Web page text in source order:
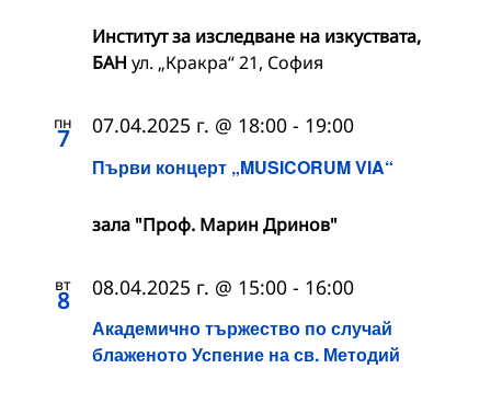
Институт за изследване на изкуствата,
БАН ул. „Кракра“ 21, София
пн
7
Първи концерт „MUSICORUM VIA“
07.04.2025 г. @ 18:00 - 19:00
зала "Проф. Марин Дринов"
вт
8
Академично тържество по случай
блаженото Успение на св. Методий
08.04.2025 г. @ 15:00 - 16:00